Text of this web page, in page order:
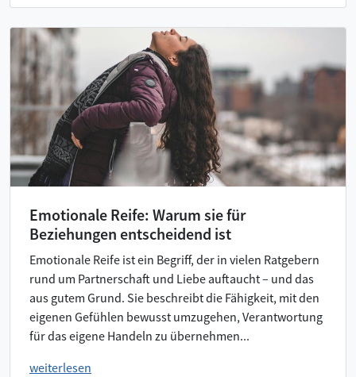
Emotionale Reife: Warum sie für
Beziehungen entscheidend ist
Emotionale Reife ist ein Begriff, der in vielen Ratgebern
rund um Partnerschaft und Liebe auftaucht – und das
aus gutem Grund. Sie beschreibt die Fähigkeit, mit den
eigenen Gefühlen bewusst umzugehen, Verantwortung
für das eigene Handeln zu übernehmen...
weiterlesen